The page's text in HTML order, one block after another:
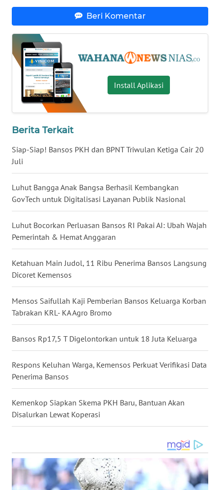
Beri Komentar
Install Aplikasi
Berita Terkait
Siap-Siap! Bansos PKH dan BPNT Triwulan Ketiga Cair 20
Juli
Luhut Bangga Anak Bangsa Berhasil Kembangkan
GovTech untuk Digitalisasi Layanan Publik Nasional
Luhut Bocorkan Perluasan Bansos RI Pakai AI: Ubah Wajah
Pemerintah & Hemat Anggaran
Ketahuan Main Judol, 11 Ribu Penerima Bansos Langsung
Dicoret Kemensos
Mensos Saifullah Kaji Pemberian Bansos Keluarga Korban
Tabrakan KRL- KA Agro Bromo
Bansos Rp17,5 T Digelontorkan untuk 18 Juta Keluarga
Respons Keluhan Warga, Kemensos Perkuat Verifikasi Data
Penerima Bansos
Kemenkop Siapkan Skema PKH Baru, Bantuan Akan
Disalurkan Lewat Koperasi
BENGKULU
WN
LAMPUNG
WN
JATENG
WN
JOGJA
JATIM
BALI
WN
KALBAR
WN
KALTENG
WN
KALTARA
KALSEL
KALTIM
WN
GORONTALO